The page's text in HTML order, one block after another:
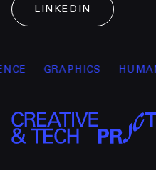
LINKEDIN
GRAPHICS